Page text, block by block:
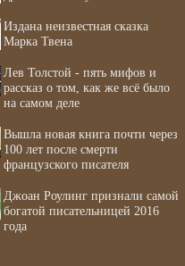
Издана неизвестная сказка
Марка Твена
Лев Толстой - пять мифов и
рассказ о том, как же всё было
на самом деле
Вышла новая книга почти через
100 лет после смерти
французского писателя
Джоан Роулинг признали самой
богатой писательницей 2016
года